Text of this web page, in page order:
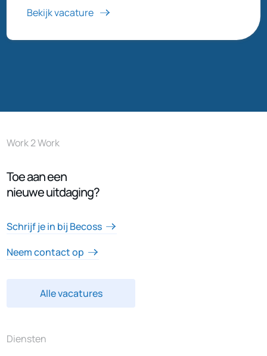
Bekijk vacature
Work 2 Work
Toe aan een
nieuwe uitdaging?
Schrijf je in bij Becoss
Neem contact op
Alle vacatures
Diensten